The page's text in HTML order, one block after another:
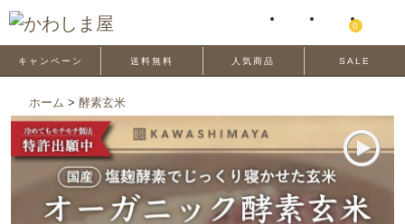
0
キャンペーン 送料無料 人気商品 SALE
ホーム > 酵素玄米